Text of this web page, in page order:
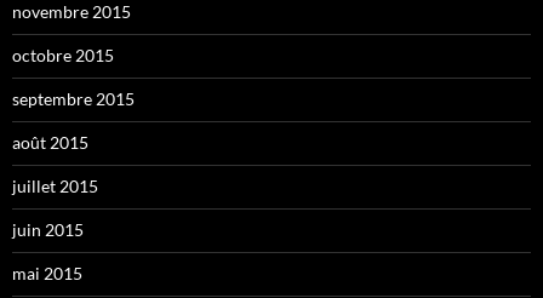
novembre 2015
octobre 2015
septembre 2015
août 2015
juillet 2015
juin 2015
mai 2015